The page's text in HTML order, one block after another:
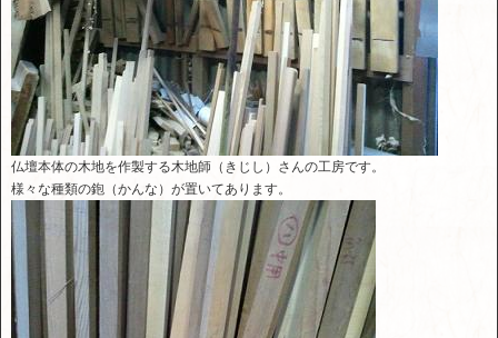
仏壇本体の木地を作製する木地師（きじし）さんの工房です。
様々な種類の鉋（かんな）が置いてあります。